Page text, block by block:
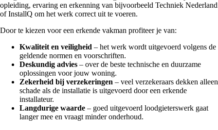
opleiding, ervaring en erkenning van bijvoorbeeld Techniek Nederland
of InstallQ om het werk correct uit te voeren.
Door te kiezen voor een erkende vakman profiteer je van:
Kwaliteit en veiligheid – het werk wordt uitgevoerd volgens de
geldende normen en voorschriften.
Deskundig advies – over de beste technische en duurzame
oplossingen voor jouw woning.
Zekerheid bij verzekeringen – veel verzekeraars dekken alleen
schade als de installatie is uitgevoerd door een erkende
installateur.
Langdurige waarde – goed uitgevoerd loodgieterswerk gaat
langer mee en vraagt minder onderhoud.